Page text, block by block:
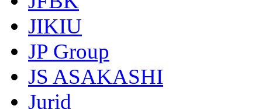
JIKIU
JP Group
JS ASAKASHI
Jurid